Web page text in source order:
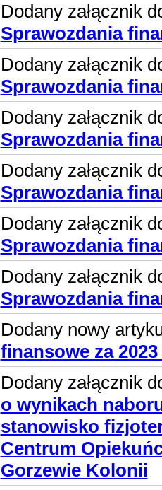
Dodany załącznik
Sprawozdania
Dodany załącznik
Sprawozdania
Dodany załącznik
Sprawozdania
Dodany załącznik
Sprawozdania
Dodany załącznik
Sprawozdania
Dodany załącznik
Sprawozdania
Dodany nowy
finansowe za
Dodany załącznik
o wynikach
stanowisko
Centrum
Gorzewie Kolonii